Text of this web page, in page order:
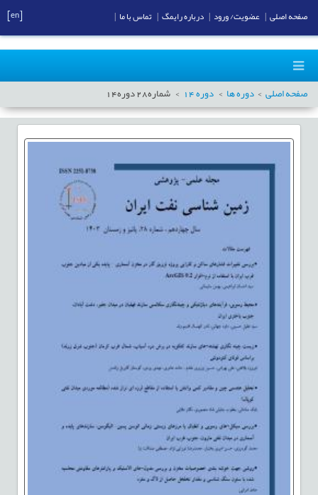
صفحه اصلی دوره ها دوره14 شماره28دوره14
صفحه اصلی عضویت/ ورود درباره رایمگ تماس با ما